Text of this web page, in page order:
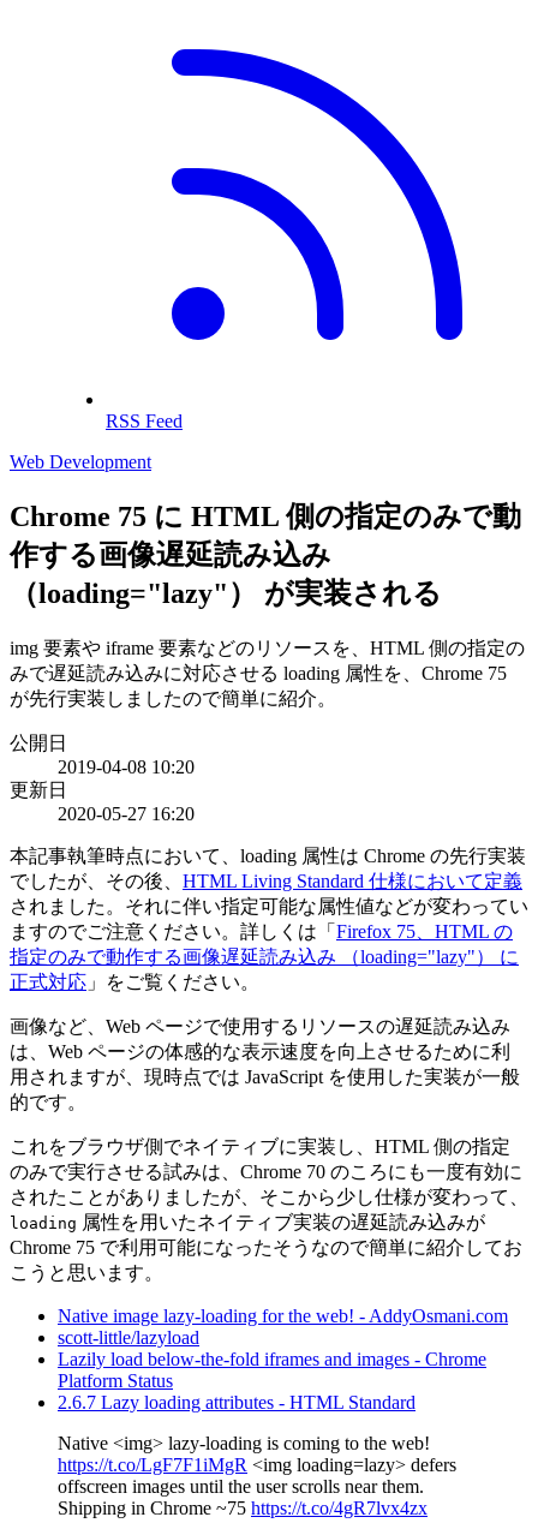
RSS Feed
Web Development
Chrome 75 に HTML 側の指定のみで動
作する画像遅延読み込み
（loading="lazy"） が実装される
img 要素や iframe 要素などのリソースを、HTML 側の指定の
みで遅延読み込みに対応させる loading 属性を、Chrome 75
が先行実装しましたので簡単に紹介。
公開日
2019-04-08 10:20
更新日
2020-05-27 16:20
本記事執筆時点において、loading 属性は Chrome の先行実装
でしたが、その後、 HTML Living Standard 仕様において定義
されました。それに伴い指定可能な属性値などが変わってい
ますのでご注意ください。詳しくは「 Firefox 75、HTML の
指定のみで動作する画像遅延読み込み （loading="lazy"） に
正式対応 」をご覧ください。
画像など、Web ページで使用するリソースの遅延読み込み
は、Web ページの体感的な表示速度を向上させるために利
用されますが、現時点では JavaScript を使用した実装が一般
的です。
これをブラウザ側でネイティブに実装し、HTML 側の指定
のみで実行させる試みは、Chrome 70 のころにも一度有効に
されたことがありましたが、そこから少し仕様が変わって、
loading 属性を用いたネイティブ実装の遅延読み込みが
Chrome 75 で利用可能になったそうなので簡単に紹介してお
こうと思います。
Native image lazy-loading for the web! - AddyOsmani.com
scott-little/lazyload
Lazily load below-the-fold iframes and images - Chrome
Platform Status
2.6.7 Lazy loading attributes - HTML Standard
Native <img> lazy-loading is coming to the web!
https://t.co/LgF7F1iMgR <img loading=lazy> defers
offscreen images until the user scrolls near them.
Shipping in Chrome ~75 https://t.co/4gR7lvx4zx